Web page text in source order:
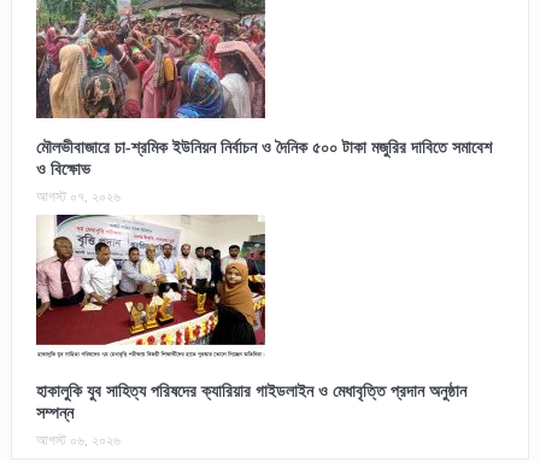
মৌলভীবাজারে চা-শ্রমিক ইউনিয়ন নির্বাচন ও দৈনিক ৫০০ টাকা মজুরির দাবিতে সমাবেশ
ও বিক্ষোভ
আগস্ট ০৭, ২০২৬
হাকালুকি যুব সাহিত্য পরিষদের ক্যারিয়ার গাইডলাইন ও মেধাবৃত্তি প্রদান অনুষ্ঠান
সম্পন্ন
আগস্ট ০৬, ২০২৬